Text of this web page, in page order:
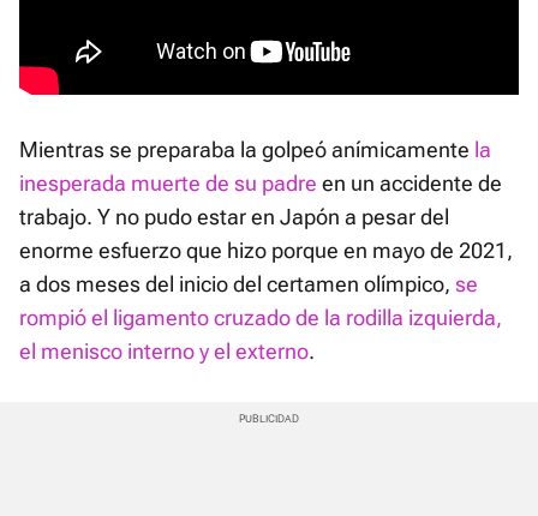
Mientras se preparaba la golpeó anímicamente la
inesperada muerte de su padre en un accidente de
trabajo. Y no pudo estar en Japón a pesar del
enorme esfuerzo que hizo porque en mayo de 2021,
a dos meses del inicio del certamen olímpico, se
rompió el ligamento cruzado de la rodilla izquierda,
el menisco interno y el externo.